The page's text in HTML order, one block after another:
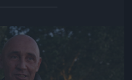
kép!